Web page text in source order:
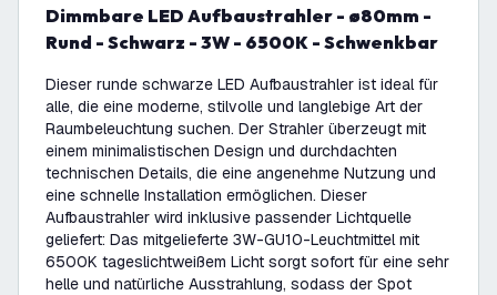
Dimmbare LED Aufbaustrahler - ø80mm -
Rund - Schwarz - 3W - 6500K - Schwenkbar
Dieser runde schwarze LED Aufbaustrahler ist ideal für
alle, die eine moderne, stilvolle und langlebige Art der
Raumbeleuchtung suchen. Der Strahler überzeugt mit
einem minimalistischen Design und durchdachten
technischen Details, die eine angenehme Nutzung und
eine schnelle Installation ermöglichen. Dieser
Aufbaustrahler wird inklusive passender Lichtquelle
geliefert: Das mitgelieferte 3W-GU10-Leuchtmittel mit
6500K tageslichtweißem Licht sorgt sofort für eine sehr
helle und natürliche Ausstrahlung, sodass der Spot